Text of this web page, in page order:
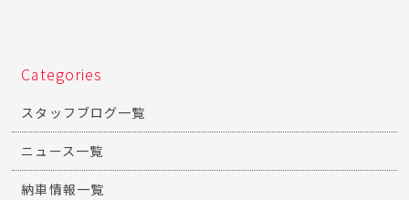
Categories
スタッフブログ一覧
ニュース一覧
納車情報一覧